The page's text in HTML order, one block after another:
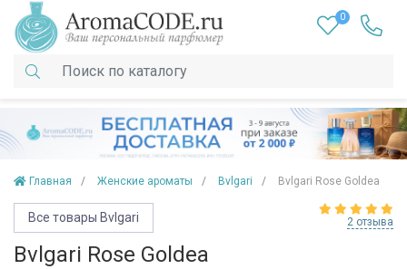
0
Главная Женские ароматы Bvlgari Bvlgari Rose Goldea
Все товары Bvlgari 2 отзыва
Bvlgari Rose Goldea